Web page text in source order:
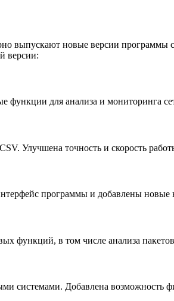
выпускают новые версии
версии:
функции для анализа и мониторинга
Улучшена точность и скорость
программы и добавлены новые
функций, в том числе анализа
Добавлена возможность